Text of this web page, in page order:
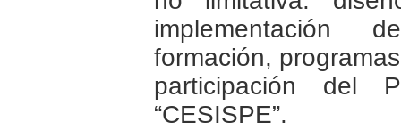
implementación
formación,
participación del
“CESISPE”.